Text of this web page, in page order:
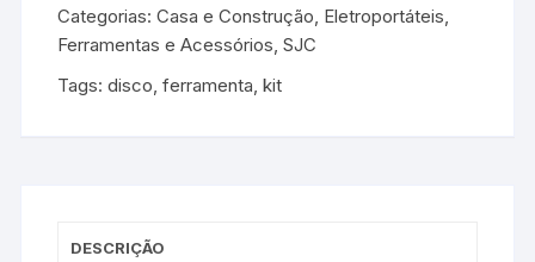
Categorias:Casa e Construção Eletroportáteis,
Ferramentas e Acessórios ,SJC
Tags:disco ,ferramenta ,kit
DESCRIÇÃO